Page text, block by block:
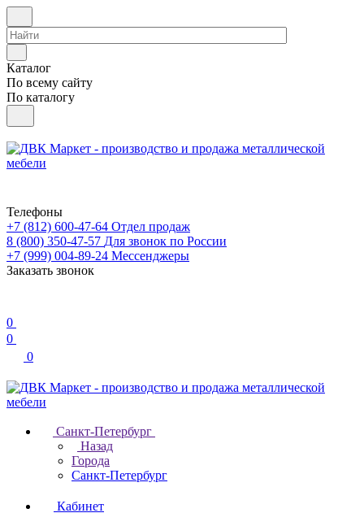
Каталог
По всему сайту
По каталогу
Телефоны
+7 (812) 600-47-64 Отдел продаж
8 (800) 350-47-57 Для звонок по России
+7 (999) 004-89-24 Мессенджеры
Заказать звонок
0
0
0
Санкт-Петербург
Назад
Города
Санкт-Петербург
Кабинет